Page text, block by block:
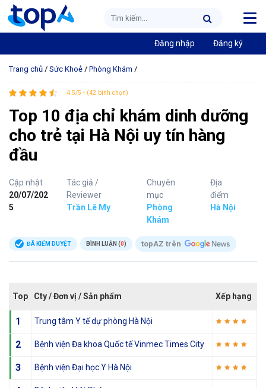
Đăng nhập Đăng ký
Trang chủ / Sức Khoẻ / Phòng Khám /
4.5/5 - (42 bình chọn)
Top 10 địa chỉ khám dinh dưỡng
cho trẻ tại Hà Nội uy tín hàng
đầu
Cập nhật
20/07/202
5
Tác giả /
Reviewer
Trần Lê My
Chuyên
mục
Phòng
Khám
Địa
điểm
Hà Nội
ĐÃ KIỂM DUYỆT BÌNH LUẬN (0) topAZ trên
Top Cty / Đơn vị / Sản phẩm Xếp hạng
1 Trung tâm Y tế dự phòng Hà Nội
2 Bệnh viện Đa khoa Quốc tế Vinmec Times City
3 Bệnh viện Đại học Y Hà Nội